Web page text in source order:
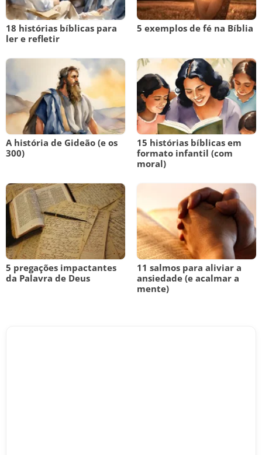
18 histórias bíblicas para
ler e refletir
5 exemplos de fé na Bíblia
A história de Gideão (e os
300)
15 histórias bíblicas em
formato infantil (com
moral)
5 pregações impactantes
da Palavra de Deus
11 salmos para aliviar a
ansiedade (e acalmar a
mente)